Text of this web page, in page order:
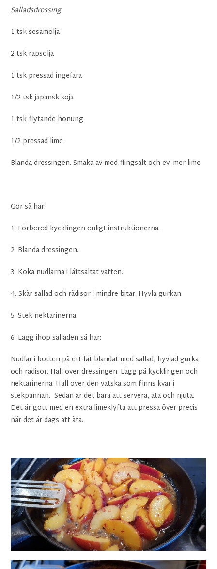
Salladsdressing
1 tsk sesamolja
2 tsk rapsolja
1 tsk pressad ingefära
1/2 tsk japansk soja
1 tsk flytande honung
1/2 pressad lime
Blanda dressingen. Smaka av med flingsalt och ev. mer lime.
Gör så här:
1. Förbered kycklingen enligt instruktionerna.
2. Blanda dressingen.
3. Koka nudlarna i lättsaltat vatten.
4. Skär sallad och rädisor i mindre bitar. Hyvla gurkan.
5. Stek nektarinerna.
6. Lägg ihop salladen så här:
Nudlar i botten på ett fat blandat med sallad, hyvlad gurka
och rädisor. Häll över dressingen. Lägg på kycklingen och
nektarinerna. Häll över den vätska som finns kvar i
stekpannan. Sedan är det bara att servera, äta och njuta.
Det är gott med en extra limeklyfta att pressa över precis
när det är dags att äta.